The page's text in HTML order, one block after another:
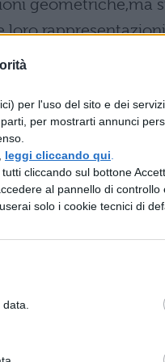
per l'uso del sito e dei
per mostrarti annunci
leggi cliccando qui
cliccando sul bottone
al pannello di controllo
solo i cookie tecnici di
geometriche,ma
loro rappresentazioni
a essa in un
di proiezione,che si
di sviluppo (si
tutta la superficie
conforme
cilindrica (il